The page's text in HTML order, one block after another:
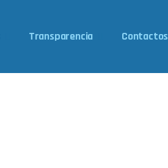
Transparencia Contactos